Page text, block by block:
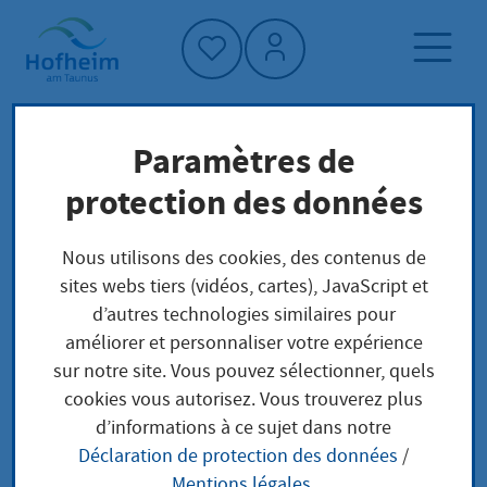
Accueil"
Page d'accueil
Trouver un service
Préoccupations locales
Wahlschein beantragen
Wahlschein
beantragen
Paramètres de
protection des données
Nous utilisons des cookies, des contenus de
sites webs tiers (vidéos, cartes), JavaScript et
d’autres technologies similaires pour
améliorer et personnaliser votre expérience
sur notre site. Vous pouvez sélectionner, quels
cookies vous autorisez. Vous trouverez plus
d’informations à ce sujet dans notre
Déclaration de protection des données /